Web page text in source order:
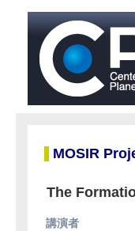
MOSIR
The
講演者